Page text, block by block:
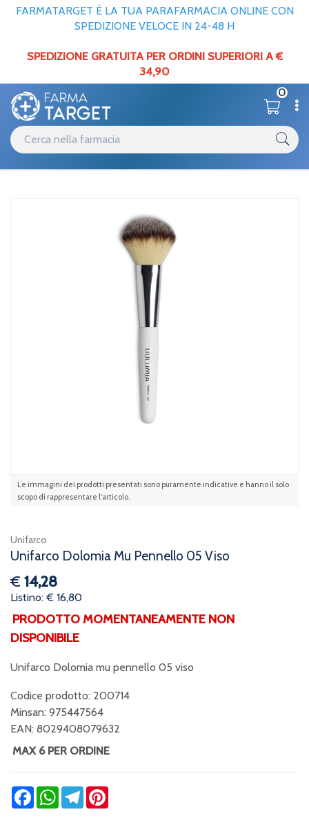
FARMATARGET È LA TUA PARAFARMACIA ONLINE CON
SPEDIZIONE VELOCE IN 24-48 H
SPEDIZIONE GRATUITA PER ORDINI SUPERIORI A €
34,90
0
Le immagini dei prodotti presentati sono puramente indicative e hanno il solo
scopo di rappresentare l'articolo.
Unifarco
Unifarco Dolomia Mu Pennello 05 Viso
€ 14,28
Listino: € 16,80
PRODOTTO MOMENTANEAMENTE NON
DISPONIBILE
Unifarco Dolomia mu pennello 05 viso
Codice prodotto: 200714
Minsan: 975447564
EAN: 8029408079632
MAX 6 PER ORDINE
FacebookWhatsApp
Telegram